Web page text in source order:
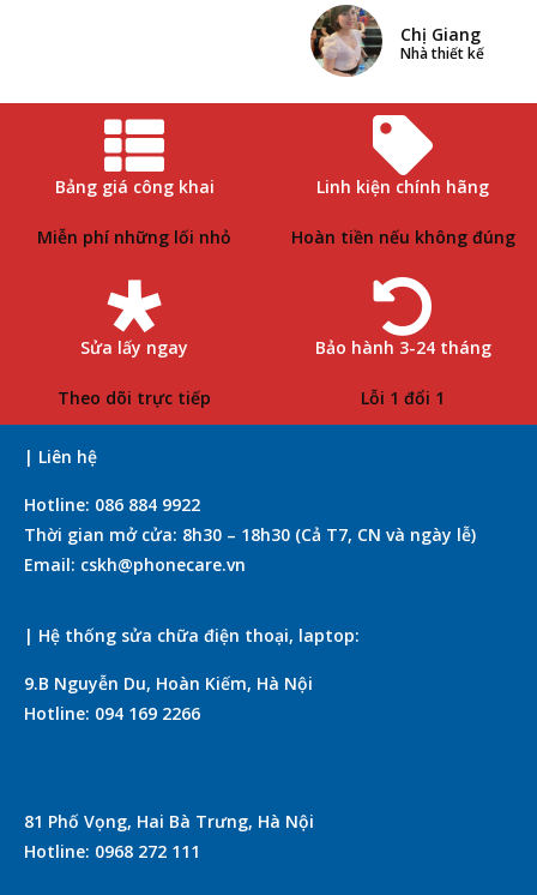
Chị Giang
Nhà thiết kế
Bảng giá công khai
Miễn phí những lối nhỏ
Linh kiện chính hãng
Hoàn tiền nếu không đúng
Sửa lấy ngay
Theo dõi trực tiếp
Bảo hành 3-24 tháng
Lỗi 1 đổi 1
| Liên hệ
Hotline: 086 884 9922
Thời gian mở cửa: 8h30 – 18h30 (Cả T7, CN và ngày lễ)
Email: cskh@phonecare.vn
| Hệ thống sửa chữa điện thoại, laptop:
9.B Nguyễn Du, Hoàn Kiếm, Hà Nội
Hotline: 094 169 2266
81 Phố Vọng, Hai Bà Trưng, Hà Nội
Hotline: 0968 272 111